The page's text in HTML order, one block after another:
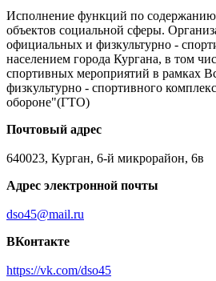
Исполнение функций по содержанию
объектов социальной сферы.
официальных и физкультурно -
населением города Кургана, в том
спортивных мероприятий в рамках
физкультурно - спортивного
обороне"(ГТО)
Почтовый адрес
640023, Курган, 6-й микрорайон, 6в
Адрес электронной почты
dso45@mail.ru
ВКонтакте
https://vk.com/dso45